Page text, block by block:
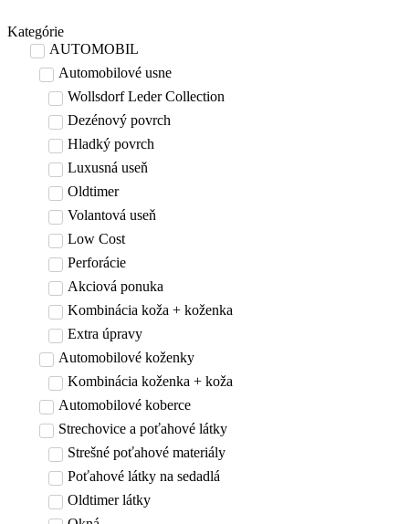
to
content
Kategórie
AUTOMOBIL
Automobilové usne
Wollsdorf Leder Collection
Dezénový povrch
Hladký povrch
Luxusná useň
Oldtimer
Volantová useň
Low Cost
Perforácie
Akciová ponuka
Kombinácia koža + koženka
Extra úpravy
Automobilové koženky
Kombinácia koženka + koža
Automobilové koberce
Strechovice a poťahové látky
Strešné poťahové materiály
Poťahové látky na sedadlá
Oldtimer látky